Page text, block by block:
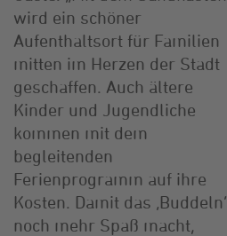
wird ein schöner
Aufenthaltsort für Familien
mitten im Herzen der Stadt
geschaffen. Auch ältere
Kinder und Jugendliche
kommen mit dem
begleitenden
Ferienprogramm auf ihre
Kosten. Damit das ‚Buddeln‘
noch mehr Spaß macht,